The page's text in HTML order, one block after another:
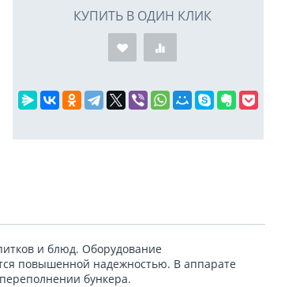
КУПИТЬ В ОДИН КЛИК
и блюд. Оборудование
повышенной надежностью. В аппарате
бункера.